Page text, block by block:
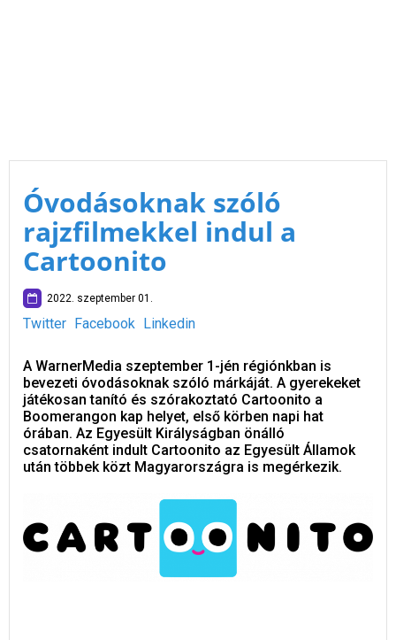
Óvodásoknak szóló
rajzfilmekkel indul a
Cartoonito
2022. szeptember 01.
Twitter Facebook Linkedin
A WarnerMedia szeptember 1-jén régiónkban is
bevezeti óvodásoknak szóló márkáját. A gyerekeket
játékosan tanító és szórakoztató Cartoonito a
Boomerangon kap helyet, első körben napi hat
órában. Az Egyesült Királyságban önálló
csatornaként indult Cartoonito az Egyesült Államok
után többek közt Magyarországra is megérkezik.